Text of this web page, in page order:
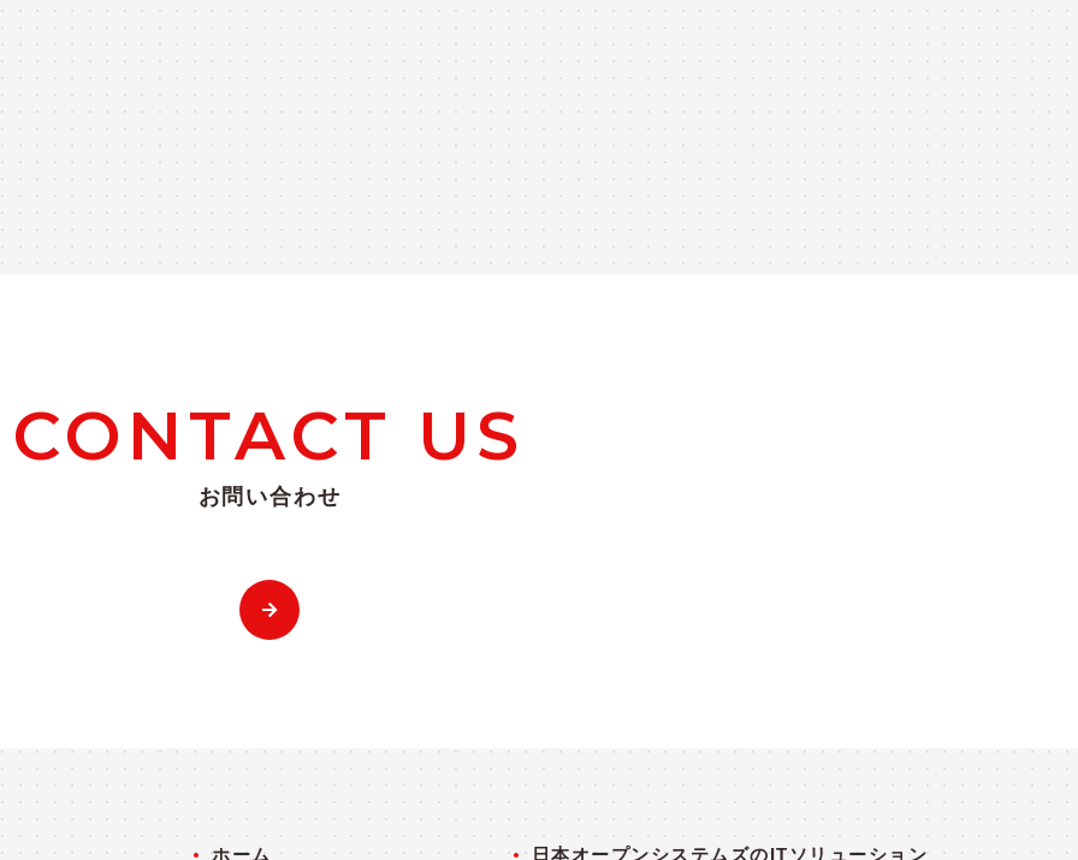
CONTACT US
お問い合わせ
ホーム 日本オープンシステムズのITソリューション